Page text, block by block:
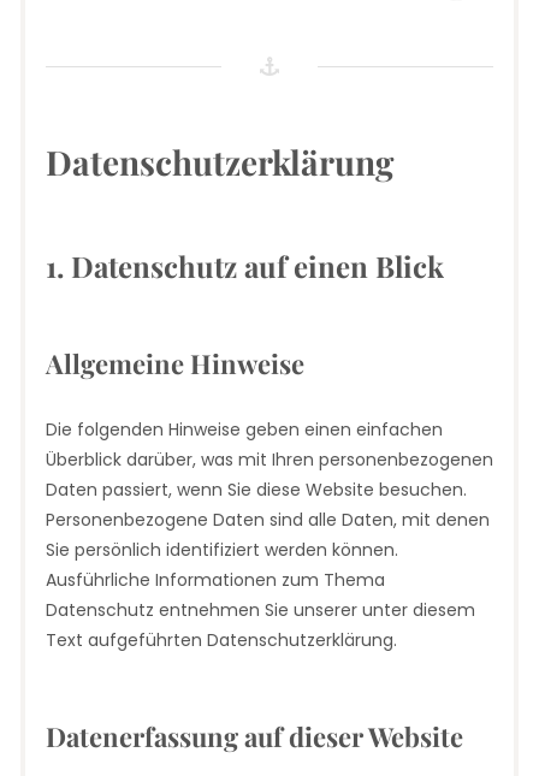
Datenschutz­erklärung
1. Datenschutz auf einen Blick
Allgemeine Hinweise
Die folgenden Hinweise geben einen einfachen
Überblick darüber, was mit Ihren personenbezogenen
Daten passiert, wenn Sie diese Website besuchen.
Personenbezogene Daten sind alle Daten, mit denen
Sie persönlich identifiziert werden können.
Ausführliche Informationen zum Thema
Datenschutz entnehmen Sie unserer unter diesem
Text aufgeführten Datenschutzerklärung.
Datenerfassung auf dieser Website